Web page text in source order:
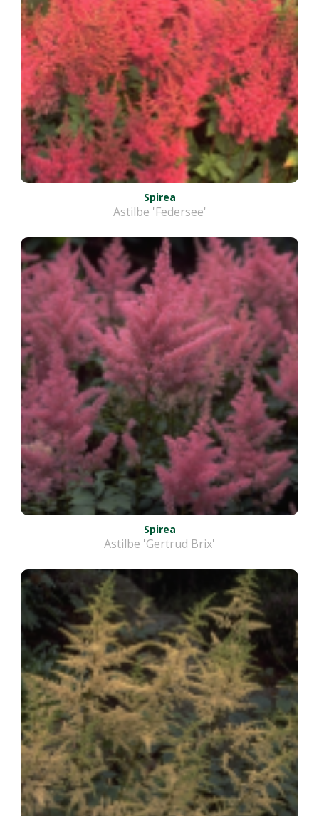
Spirea
Astilbe 'Federsee'
Spirea
Astilbe 'Gertrud Brix'